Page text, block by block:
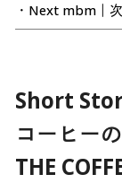
・Next mbm｜
Short
コーヒー
THE